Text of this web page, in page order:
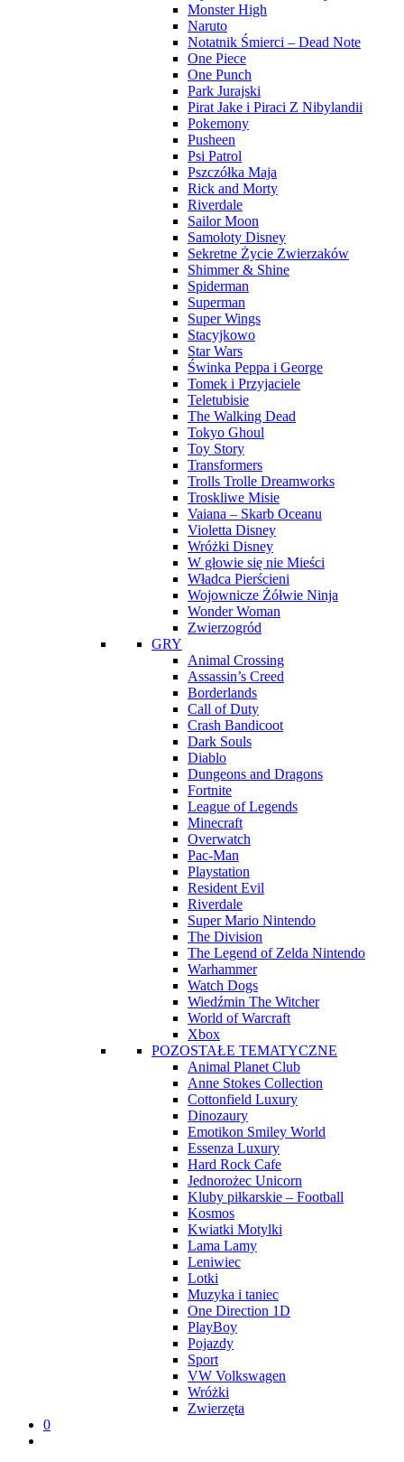
Monster High
Naruto
Notatnik Śmierci – Dead Note
One Piece
One Punch
Park Jurajski
Pirat Jake i Piraci Z Nibylandii
Pokemony
Pusheen
Psi Patrol
Pszczółka Maja
Rick and Morty
Riverdale
Sailor Moon
Samoloty Disney
Sekretne Życie Zwierzaków
Shimmer & Shine
Spiderman
Superman
Super Wings
Stacyjkowo
Star Wars
Świnka Peppa i George
Tomek i Przyjaciele
Teletubisie
The Walking Dead
Tokyo Ghoul
Toy Story
Transformers
Trolls Trolle Dreamworks
Troskliwe Misie
Vaiana – Skarb Oceanu
Violetta Disney
Wróżki Disney
W głowie się nie Mieści
Władca Pierścieni
Wojownicze Żółwie Ninja
Wonder Woman
Zwierzogród
GRY
Animal Crossing
Assassin’s Creed
Borderlands
Call of Duty
Crash Bandicoot
Dark Souls
Diablo
Dungeons and Dragons
Fortnite
League of Legends
Minecraft
Overwatch
Pac-Man
Playstation
Resident Evil
Riverdale
Super Mario Nintendo
The Division
The Legend of Zelda Nintendo
Warhammer
Watch Dogs
Wiedźmin The Witcher
World of Warcraft
Xbox
POZOSTAŁE TEMATYCZNE
Animal Planet Club
Anne Stokes Collection
Cottonfield Luxury
Dinozaury
Emotikon Smiley World
Essenza Luxury
Hard Rock Cafe
Jednorożec Unicorn
Kluby piłkarskie – Football
Kosmos
Kwiatki Motylki
Lama Lamy
Leniwiec
Lotki
Muzyka i taniec
One Direction 1D
PlayBoy
Pojazdy
Sport
VW Volkswagen
Wróżki
Zwierzęta
0